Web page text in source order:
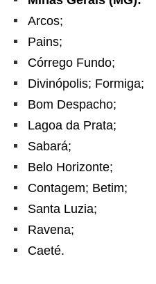
Arcos;
Pains;
Córrego Fundo;
Divinópolis; Formiga;
Bom Despacho;
Lagoa da Prata;
Sabará;
Belo Horizonte;
Contagem; Betim;
Santa Luzia;
Ravena;
Caeté.